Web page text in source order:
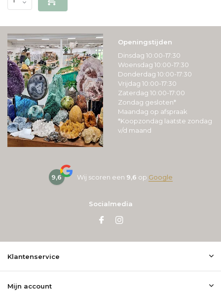
Openingstijden
Dinsdag 10:00-17:30
Woensdag 10:00-17:30
Donderdag 10:00-17:30
Vrijdag 10:00-17:30
Zaterdag 10:00-17:00
Zondag gesloten*
Maandag op afspraak
*Koopzondag laatste zondag
v/d maand
9,6 Wij scoren een 9,6 op Google
Socialmedia
Klantenservice
Mijn account